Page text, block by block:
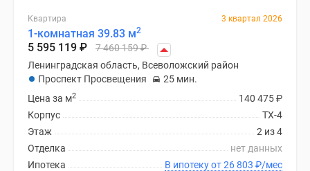
Квартира 3 квартал 2026
1-комнатная 39.83 м2
5 595 119 ₽ 7 460 159₽
Ленинградская область, Всеволожский район
Проспект Просвещения
25 мин.
140 475₽
Цена за м2
ТХ-4
Корпус
2 из 4
Этаж
нет данных
Отделка
В ипотеку от 26 803 ₽/мес
Ипотека